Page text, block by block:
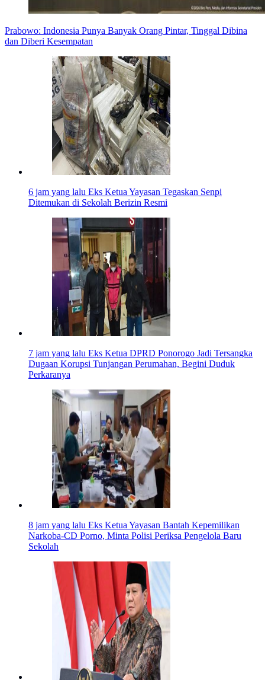
Prabowo: Indonesia Punya Banyak Orang Pintar, Tinggal Dibina
dan Diberi Kesempatan
6 jam yang lalu Eks Ketua Yayasan Tegaskan Senpi
Ditemukan di Sekolah Berizin Resmi
7 jam yang lalu Eks Ketua DPRD Ponorogo Jadi Tersangka
Dugaan Korupsi Tunjangan Perumahan, Begini Duduk
Perkaranya
8 jam yang lalu Eks Ketua Yayasan Bantah Kepemilikan
Narkoba-CD Porno, Minta Polisi Periksa Pengelola Baru
Sekolah